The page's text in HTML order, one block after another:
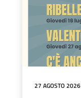
27 AGOSTO 2026